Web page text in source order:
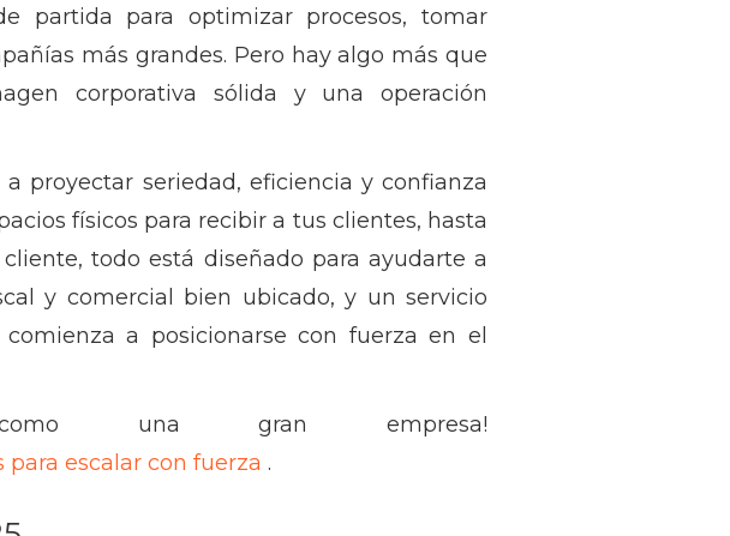
partida para optimizar procesos, tomar
más grandes. Pero hay algo más que
corporativa sólida y una operación
proyectar seriedad, eficiencia y confianza
físicos para recibir a tus clientes, hasta
todo está diseñado para ayudarte a
y comercial bien ubicado, y un servicio
a posicionarse con fuerza en el
una gran empresa!
escalar con fuerza .